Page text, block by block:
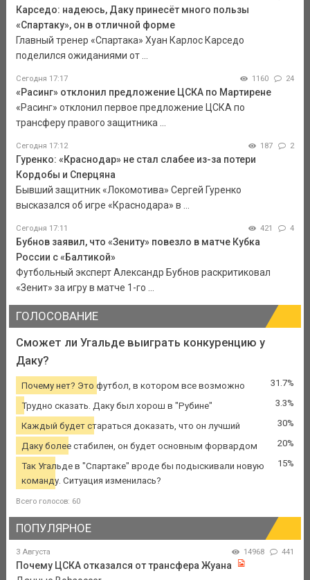
Карседо: надеюсь, Даку принесёт много пользы
«Спартаку», он в отличной форме
Главный тренер «Спартака» Хуан Карлос Карседо
поделился ожиданиями от ...
Сегодня 17:17 1160 24
«Расинг» отклонил предложение ЦСКА по Мартирене
«Расинг» отклонил первое предложение ЦСКА по
трансферу правого защитника ...
Сегодня 17:12 187 2
Гуренко: «Краснодар» не стал слабее из-за потери
Кордобы и Сперцяна
Бывший защитник «Локомотива» Сергей Гуренко
высказался об игре «Краснодара» в ...
Сегодня 17:11 421 4
Бубнов заявил, что «Зениту» повезло в матче Кубка
России с «Балтикой»
Футбольный эксперт Александр Бубнов раскритиковал
«Зенит» за игру в матче 1-го ...
ГОЛОСОВАНИЕ
Сможет ли Угальде выиграть конкуренцию у
Даку?
Почему нет? Это футбол, в котором все возможно 31.7%
Трудно сказать. Даку был хорош в "Рубине" 3.3%
Каждый будет стараться доказать, что он лучший 30%
Даку более стабилен, он будет основным форвардом 20%
Так Угальде в "Спартаке" вроде бы подыскивали новую
команду. Ситуация изменилась?
15%
Всего голосов: 60
ПОПУЛЯРНОЕ
3 Августа 14968 441
Почему ЦСКА отказался от трансфера Жуана